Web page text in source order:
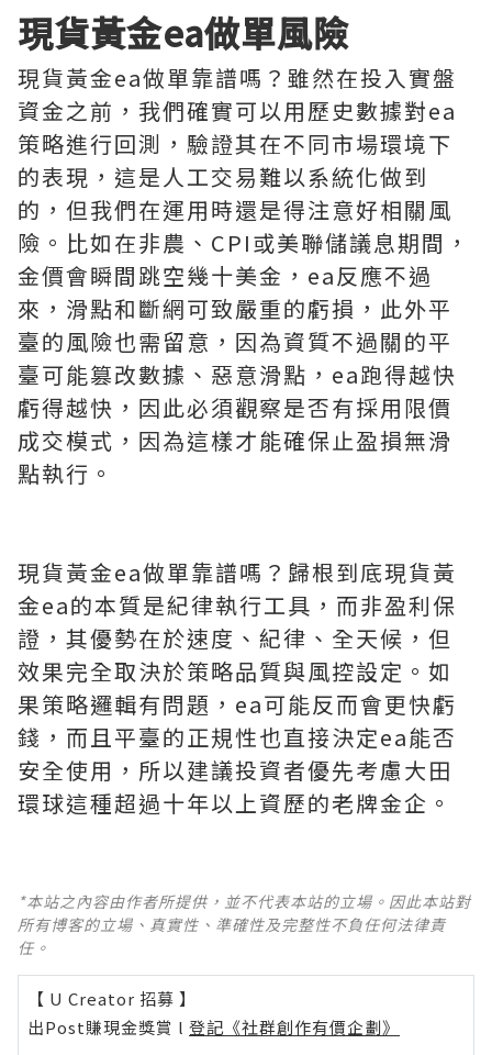
現貨黃金ea做單風險
現貨黃金ea做單靠譜嗎？雖然在投入實盤
資金之前，我們確實可以用歷史數據對ea
策略進行回測，驗證其在不同市場環境下
的表現，這是人工交易難以系統化做到
的，但我們在運用時還是得注意好相關風
險。比如在非農、CPI或美聯儲議息期間，
金價會瞬間跳空幾十美金，ea反應不過
來，滑點和斷網可致嚴重的虧損，此外平
臺的風險也需留意，因為資質不過關的平
臺可能篡改數據、惡意滑點，ea跑得越快
虧得越快，因此必須觀察是否有採用限價
成交模式，因為這樣才能確保止盈損無滑
點執行。
現貨黃金ea做單靠譜嗎？歸根到底現貨黃
金ea的本質是紀律執行工具，而非盈利保
證，其優勢在於速度、紀律、全天候，但
效果完全取決於策略品質與風控設定。如
果策略邏輯有問題，ea可能反而會更快虧
錢，而且平臺的正規性也直接決定ea能否
安全使用，所以建議投資者優先考慮大田
環球這種超過十年以上資歷的老牌金企。
*本站之內容由作者所提供，並不代表本站的立場。因此本站對
所有博客的立場、真實性、準確性及完整性不負任何法律責
任。
【 U Creator 招募 】
出Post賺現金獎賞 l 登記《社群創作有價企劃》